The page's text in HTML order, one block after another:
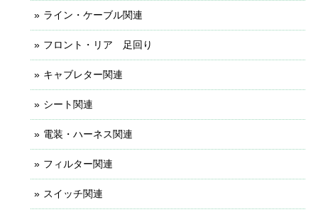
ライン・ケーブル関連
フロント・リア 足回り
キャブレター関連
シート関連
電装・ハーネス関連
フィルター関連
スイッチ関連